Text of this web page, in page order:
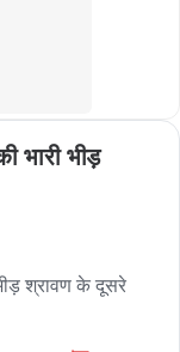
भारी भीड़
श्रावण के दूसरे